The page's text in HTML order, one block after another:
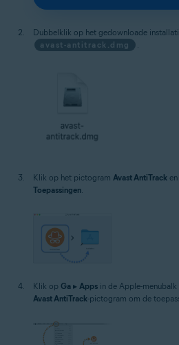
Dubbelklik op het gedownloade
avast-antitrack.dmg
.
Klik op het pictogram Avast AntiTrack
Toepassingen
Klik op Ga ▸ Apps in de Apple-
Avast AntiTrack-pictogram om de